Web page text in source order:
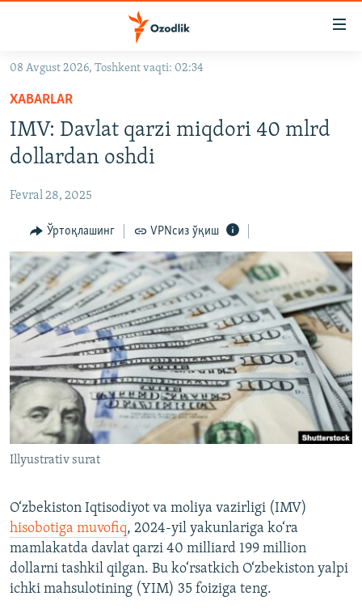
Асосий
навигацияга
ўтинг
Қидиришга
OZODARXIV
На русском
ИЖТИМОИЙ ТАРМОҚЛАР
Озодлик бошқа тилларда
08 Avgust 2026, Toshkent vaqti: 02:34
XABARLAR
IMV: Davlat qarzi miqdori 40 mlrd
dollardan oshdi
Fevral 28, 2025
Ўртоқлашинг VPNсиз ўқиш
Illyustrativ surat
O‘zbekiston Iqtisodiyot va moliya vazirligi (IMV)
hisobotiga muvofiq, 2024-yil yakunlariga ko‘ra
mamlakatda davlat qarzi 40 milliard 199 million
dollarni tashkil qilgan. Bu ko‘rsatkich O‘zbekiston yalpi
ichki mahsulotining (YIM) 35 foiziga teng.